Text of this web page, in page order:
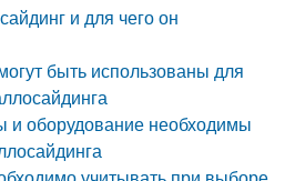
и для чего он
быть использованы для
и оборудование необходимы